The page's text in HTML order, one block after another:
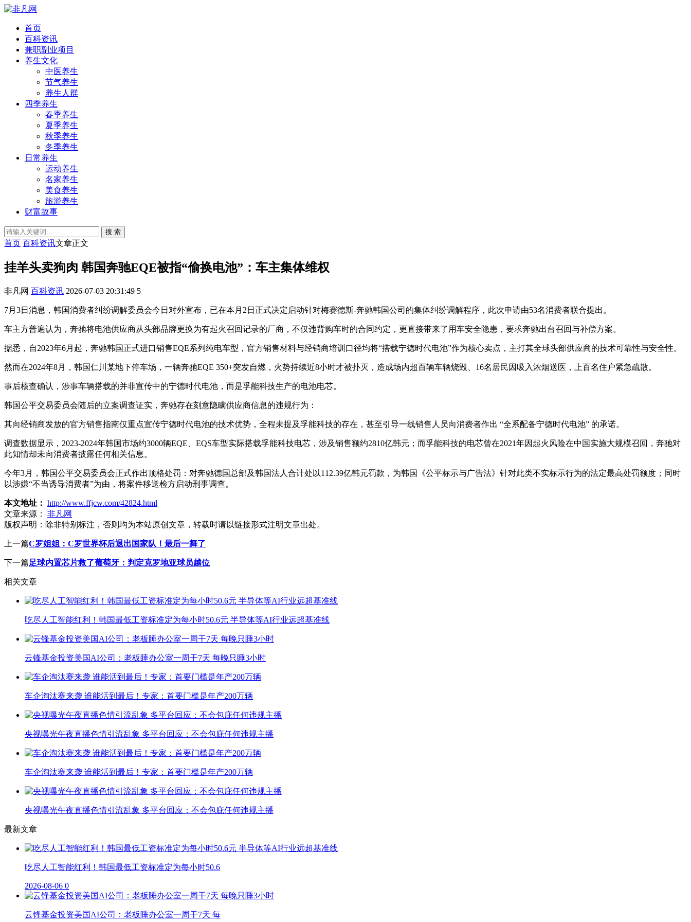
首页
百科资讯
兼职副业项目
养生文化
中医养生
节气养生
养生人群
四季养生
春季养生
夏季养生
秋季养生
冬季养生
日常养生
运动养生
名家养生
美食养生
旅游养生
财富故事
搜 索
首页 百科资讯文章正文
挂羊头卖狗肉 韩国奔驰EQE被指“偷换电池”：车主集体维权
非凡网 百科资讯 2026-07-03 20:31:49 5
7月3日消息，韩国消费者纠纷调解委员会今日对外宣布，已在本月2日正式决定启动针对梅赛德斯-奔驰韩国公司的集体纠纷调解程序，此次申请由53名消费者联合提出。
车主方普遍认为，奔驰将电池供应商从头部品牌更换为有起火召回记录的厂商，不仅违背购车时的合同约定，更直接带来了用车安全隐患，要求奔驰出台召回与补偿方案。
据悉，自2023年6月起，奔驰韩国正式进口销售EQE系列纯电车型，官方销售材料与经销商培训口径均将“搭载宁德时代电池”作为核心卖点，主打其全球头部供应商的技术可靠性与安全性。
然而在2024年8月，韩国仁川某地下停车场，一辆奔驰EQE 350+突发自燃，火势持续近8小时才被扑灭，造成场内超百辆车辆烧毁、16名居民因吸入浓烟送医，上百名住户紧急疏散。
事后核查确认，涉事车辆搭载的并非宣传中的宁德时代电池，而是孚能科技生产的电池电芯。
韩国公平交易委员会随后的立案调查证实，奔驰存在刻意隐瞒供应商信息的违规行为：
其向经销商发放的官方销售指南仅重点宣传宁德时代电池的技术优势，全程未提及孚能科技的存在，甚至引导一线销售人员向消费者作出 “全系配备宁德时代电池” 的承诺。
调查数据显示，2023-2024年韩国市场约3000辆EQE、EQS车型实际搭载孚能科技电芯，涉及销售额约2810亿韩元；而孚能科技的电芯曾在2021年因起火风险在中国实施大规模召回，奔驰对
此知情却未向消费者披露任何相关信息。
今年3月，韩国公平交易委员会正式作出顶格处罚：对奔驰德国总部及韩国法人合计处以112.39亿韩元罚款，为韩国《公平标示与广告法》针对此类不实标示行为的法定最高处罚额度；同时
以涉嫌“不当诱导消费者”为由，将案件移送检方启动刑事调查。
本文地址： http://www.ffjcw.com/42824.html
文章来源：
非凡网
版权声明： 除非特别标注，否则均为本站原创文章，转载时请以链接形式注明文章出处。
上一篇C罗姐姐：C罗世界杯后退出国家队！最后一舞了
下一篇足球内置芯片救了葡萄牙：判定克罗地亚球员越位
相关文章
吃尽人工智能红利！韩国最低工资标准定为每小时50.6元 半导体等AI行业远超基准线
云锋基金投资美国AI公司：老板睡办公室一周干7天 每晚只睡3小时
车企淘汰赛来袭 谁能活到最后！专家：首要门槛是年产200万辆
央视曝光午夜直播色情引流乱象 多平台回应：不会包庇任何违规主播
车企淘汰赛来袭 谁能活到最后！专家：首要门槛是年产200万辆
央视曝光午夜直播色情引流乱象 多平台回应：不会包庇任何违规主播
最新文章
吃尽人工智能红利！韩国最低工资标准定为每小时50.6
2026-08-06 0
云锋基金投资美国AI公司：老板睡办公室一周干7天 每